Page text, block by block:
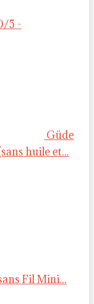
5 -
Güde
huile et...
Fil Mini...